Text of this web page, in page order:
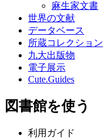
麻生家文書
世界の文献
データベース
所蔵コレクション
九大出版物
電子展示
Cute.Guides
図書館を使う
利用ガイド